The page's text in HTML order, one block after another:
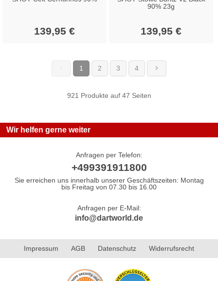
139,95 €
90% 23g
139,95 €
1 (current)
2 3 4
921 Produkte auf 47 Seiten
Wir helfen gerne weiter
Anfragen per Telefon:
+499391911800
Sie erreichen uns innerhalb unserer Geschäftszeiten: Montag
bis Freitag von 07.30 bis 16.00
Anfragen per E-Mail:
info@dartworld.de
Impressum AGB Datenschutz Widerrufsrecht